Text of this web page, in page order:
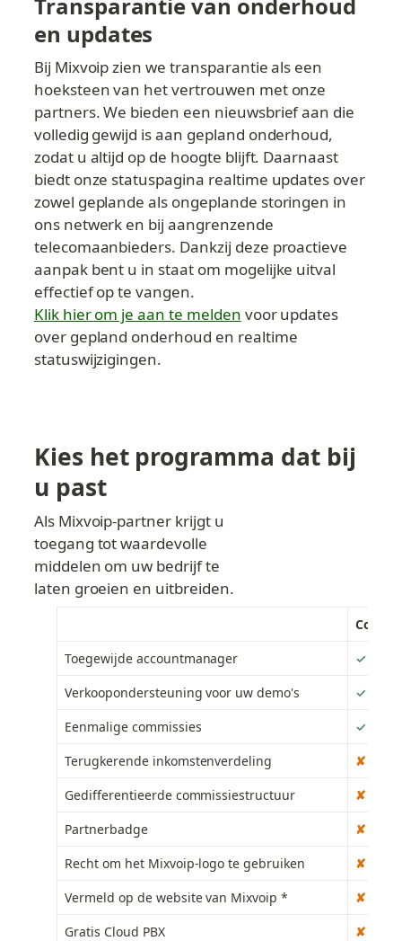
en updates
Bij Mixvoip zien we transparantie als een
hoeksteen van het vertrouwen met onze
partners. We bieden een nieuwsbrief aan die
volledig gewijd is aan gepland onderhoud,
zodat u altijd op de hoogte blijft. Daarnaast
biedt onze statuspagina realtime updates over
zowel geplande als ongeplande storingen in
ons netwerk en bij aangrenzende
telecomaanbieders. Dankzij deze proactieve
aanpak bent u in staat om mogelijke uitval
effectief op te vangen.
Klik hier om je aan te melden voor updates
over gepland onderhoud en realtime
statuswijzigingen.
Kies het programma dat bij
u past
Als Mixvoip-partner krijgt u
toegang tot waardevolle
middelen om uw bedrijf te
laten groeien en uitbreiden.
Toegewijde accountmanager
✓
Verkoopondersteuning voor uw demo's
✓
Eenmalige commissies
✓
Terugkerende inkomstenverdeling
✘
Gedifferentieerde commissiestructuur
✘
Partnerbadge
✘
Recht om het Mixvoip-logo te gebruiken
✘
Vermeld op de website van Mixvoip *
✘
Gratis Cloud PBX
✘